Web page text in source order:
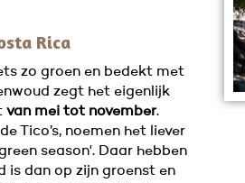
Rica
zo groen en bedekt met
zegt het eigenlijk
van mei tot november.
Tico’s, noemen het liever
season'. Daar hebben
is dan op zijn groenst en